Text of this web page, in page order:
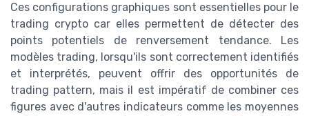
Ces configurations graphiques sont essentielles pour le
trading crypto car elles permettent de détecter des
points potentiels de renversement tendance. Les
modèles trading, lorsqu'ils sont correctement identifiés
et interprétés, peuvent offrir des opportunités de
trading pattern, mais il est impératif de combiner ces
figures avec d'autres indicateurs comme les moyennes